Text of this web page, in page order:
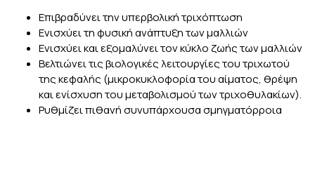
Επιβραδύνει την υπερβολική τριχόπτωση
Ενισχύει τη φυσική ανάπτυξη των μαλλιών
Ενισχύει και εξομαλύνει τον κύκλο ζωής των μαλλιών
Βελτιώνει τις βιολογικές λειτουργίες του τριχωτού
της κεφαλής (μικροκυκλοφορία του αίματος, θρέψη
και ενίσχυση του μεταβολισμού των τριχοθυλακίων).
Ρυθμίζει πιθανή συνυπάρχουσα σμηγματόρροια